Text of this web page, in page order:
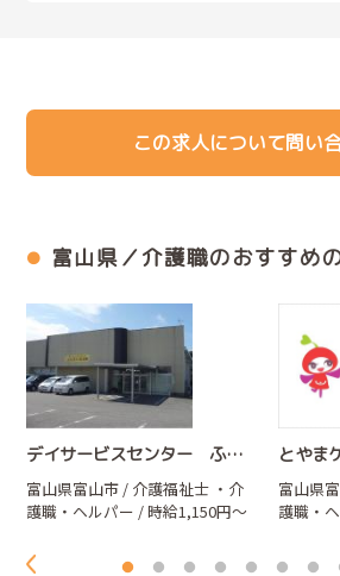
この求人について問い
富山県／介護職のおすすめ
デイサービスセンター ふる里の風堀川
富山県富山市 / 介護福祉士 ・介
護職・ヘルパー / 時給1,150円～
とやま
富山県
護職・